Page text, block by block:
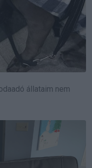
állataim nem